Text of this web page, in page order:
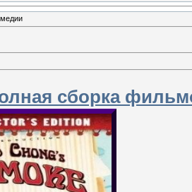
сборка